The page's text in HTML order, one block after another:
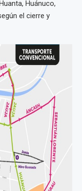
Huánuco,
el cierre y